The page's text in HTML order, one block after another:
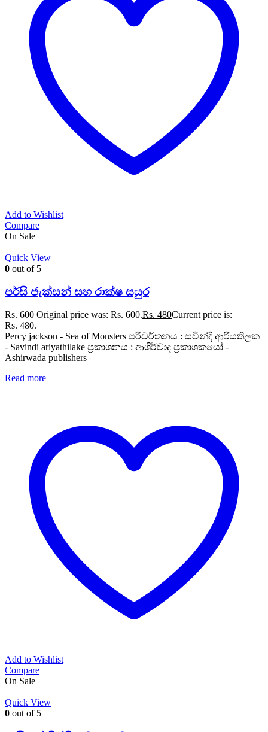
Add to Wishlist
Compare
On Sale
Quick View
0 out of 5
පර්සි ජැක්සන් සහ රාක්ෂ සයුර
Rs.600 Original price was: Rs. 600.Rs. 480Current price is:
Rs. 480.
Percy jackson - Sea of Monsters පරිවර්තනය : සවින්දි ආරියතිලක
- Savindi ariyathilake ප්‍රකාශනය : ආශිර්වාද ප්‍රකාශකයෝ -
Ashirwada publishers
Read more
Add to Wishlist
Compare
On Sale
Quick View
0 out of 5